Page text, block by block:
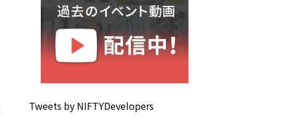
Tweets by NIFTYDevelopers